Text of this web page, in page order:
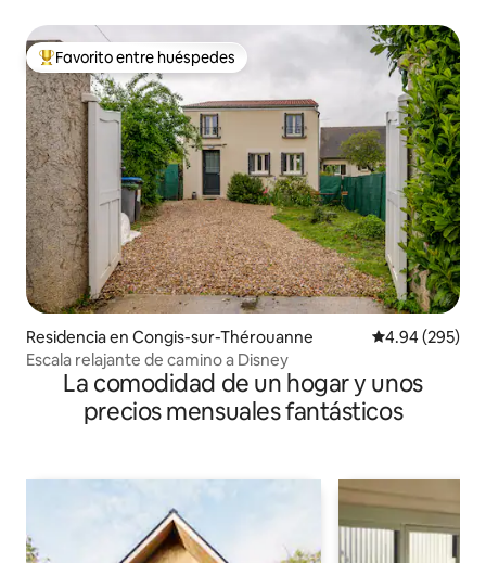
De los mejores en Favorito entre huéspedes
Favorito entre huéspedes
Residencia en Congis-sur-Thérouanne Calificación
4.94 (295)
Escala relajante de camino a Disney
La comodidad de un hogar y unos
precios mensuales fantásticos